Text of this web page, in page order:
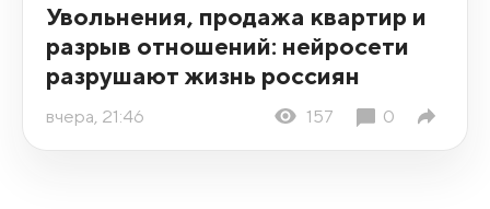
Увольнения, продажа квартир и
разрыв отношений: нейросети
разрушают жизнь россиян
вчера, 21:46 157 0